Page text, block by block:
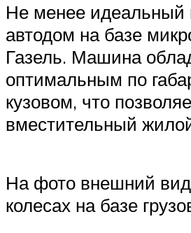
Не менее
автодом на базе
Газель. Машина
оптимальным по
кузовом, что
вместительный
На фото внешний
колесах на базе